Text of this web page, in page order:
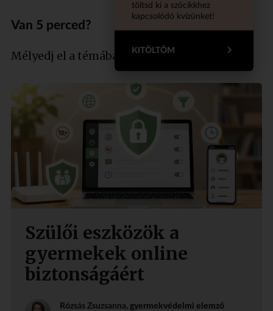
töltsd ki a szócikkhez
kapcsolódó kvízünket!
KITÖLTÖM
Van 5 perced?
Mélyedj el a témában szakértőnkkel!
Szülői eszközök a
gyermekek online
biztonságáért
Rózsás Zsuzsanna, gyermekvédelmi elemző